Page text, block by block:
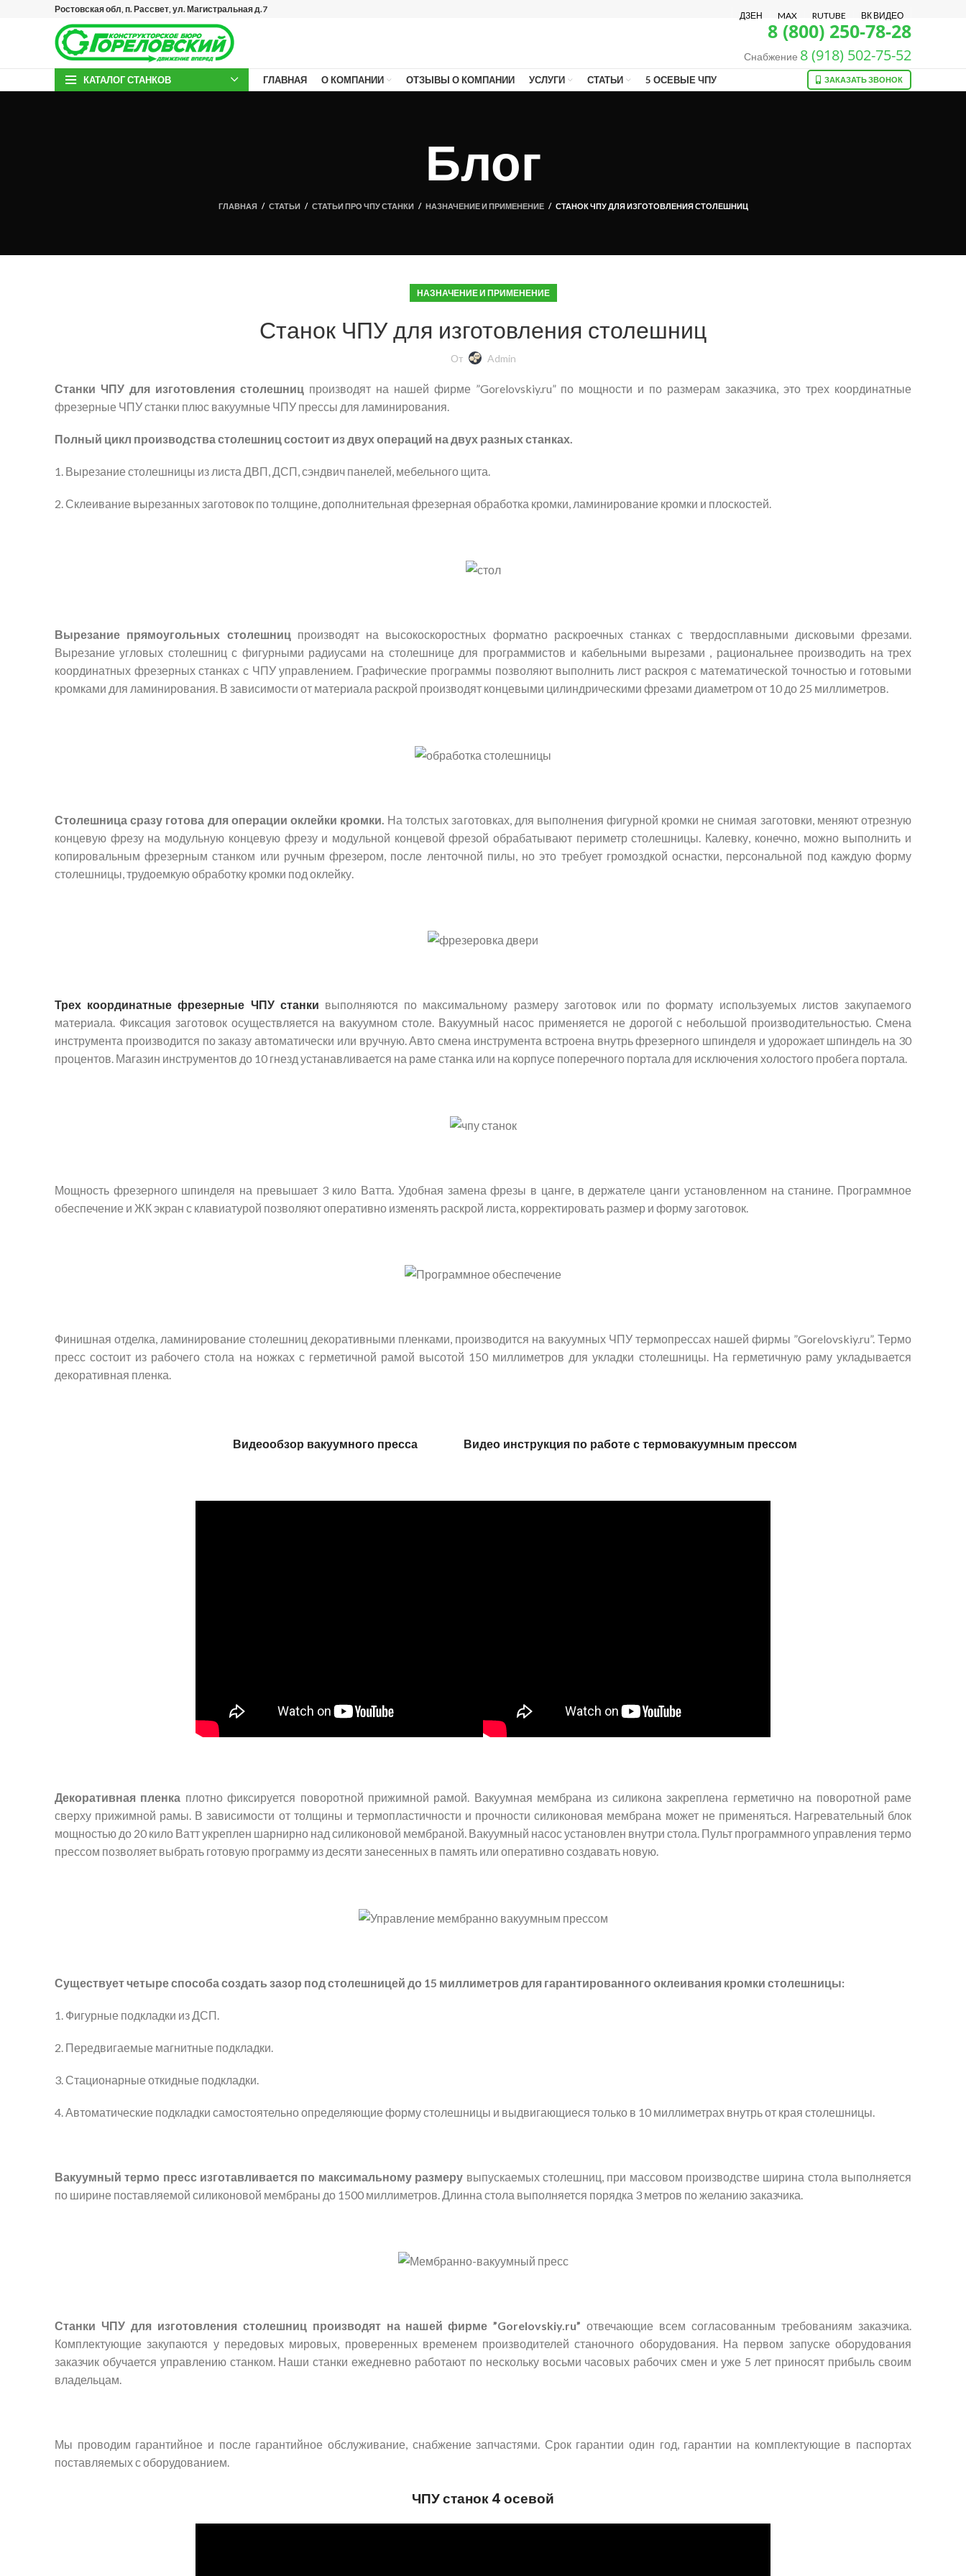
Ростовская обл, п. Рассвет, ул. Магистральная д.7
ДЗЕН MAX RUTUBE ВК ВИДЕО
8 (800) 250-78-28
Снабжение 8 (918) 502-75-52
КАТАЛОГ СТАНКОВ ГЛАВНАЯ О КОМПАНИИ ОТЗЫВЫ О КОМПАНИИ УСЛУГИ СТАТЬИ 5 ОСЕВЫЕ ЧПУ ЗАКАЗАТЬ ЗВОНОК
Блог
ГЛАВНАЯ/ СТАТЬИ/ СТАТЬИ ПРО ЧПУ СТАНКИ/ НАЗНАЧЕНИЕ И ПРИМЕНЕНИЕ/ СТАНОК ЧПУ ДЛЯ ИЗГОТОВЛЕНИЯ СТОЛЕШНИЦ
НАЗНАЧЕНИЕ И ПРИМЕНЕНИЕ
Станок ЧПУ для изготовления столешниц
От Admin
Станки ЧПУ для изготовления столешницпроизводят на нашей фирме ”Gorelovskiy.ru” по мощности и по размерам заказчика, это трех координатные
фрезерные ЧПУ станки плюс вакуумные ЧПУ прессы для ламинирования.
Полный цикл производства столешниц состоит из двух операций на двух разных станках.
1. Вырезание столешницы из листа ДВП, ДСП, сэндвич панелей, мебельного щита.
2. Склеивание вырезанных заготовок по толщине, дополнительная фрезерная обработка кромки, ламинирование кромки и плоскостей.
Вырезание прямоугольных столешницпроизводят на высокоскоростных форматно раскроечных станках с твердосплавными дисковыми фрезами.
Вырезание угловых столешниц с фигурными радиусами на столешнице для программистов и кабельными вырезами , рациональнее производить на трех
координатных фрезерных станках с ЧПУ управлением. Графические программы позволяют выполнить лист раскроя с математической точностью и готовыми
кромками для ламинирования. В зависимости от материала раскрой производят концевыми цилиндрическими фрезами диаметром от 10 до 25 миллиметров.
Столешница сразу готова для операции оклейки кромки. На толстых заготовках, для выполнения фигурной кромки не снимая заготовки, меняют отрезную
концевую фрезу на модульную концевую фрезу и модульной концевой фрезой обрабатывают периметр столешницы. Калевку, конечно, можно выполнить и
копировальным фрезерным станком или ручным фрезером, после ленточной пилы, но это требует громоздкой оснастки, персональной под каждую форму
столешницы, трудоемкую обработку кромки под оклейку.
Трех координатные фрезерные ЧПУ станки выполняются по максимальному размеру заготовок или по формату используемых листов закупаемого
материала. Фиксация заготовок осуществляется на вакуумном столе. Вакуумный насос применяется не дорогой с небольшой производительностью. Смена
инструмента производится по заказу автоматически или вручную. Авто смена инструмента встроена внутрь фрезерного шпинделя и удорожает шпиндель на 30
процентов. Магазин инструментов до 10 гнезд устанавливается на раме станка или на корпусе поперечного портала для исключения холостого пробега портала.
Мощность фрезерного шпинделя на превышает 3 кило Ватта. Удобная замена фрезы в цанге, в держателе цанги установленном на станине. Программное
обеспечение и ЖК экран с клавиатурой позволяют оперативно изменять раскрой листа, корректировать размер и форму заготовок.
Финишная отделка, ламинирование столешниц декоративными пленками, производится на вакуумных ЧПУ термопрессах нашей фирмы ”Gorelovskiy.ru”. Термо
пресс состоит из рабочего стола на ножках с герметичной рамой высотой 150 миллиметров для укладки столешницы. На герметичную раму укладывается
декоративная пленка.
Видеообзор вакуумного пресса Видео инструкция по работе с термовакуумным прессом
Декоративная пленка плотно фиксируется поворотной прижимной рамой. Вакуумная мембрана из силикона закреплена герметично на поворотной раме
сверху прижимной рамы. В зависимости от толщины и термопластичности и прочности силиконовая мембрана может не применяться. Нагревательный блок
мощностью до 20 кило Ватт укреплен шарнирно над силиконовой мембраной. Вакуумный насос установлен внутри стола. Пульт программного управления термо
прессом позволяет выбрать готовую программу из десяти занесенных в память или оперативно создавать новую.
Существует четыре способа создать зазор под столешницей до 15 миллиметров для гарантированного оклеивания кромки столешницы:
1. Фигурные подкладки из ДСП.
2. Передвигаемые магнитные подкладки.
3. Стационарные откидные подкладки.
4. Автоматические подкладки самостоятельно определяющие форму столешницы и выдвигающиеся только в 10 миллиметрах внутрь от края столешницы.
Вакуумный термо пресс изготавливается по максимальному размеру выпускаемых столешниц, при массовом производстве ширина стола выполняется
по ширине поставляемой силиконовой мембраны до 1500 миллиметров. Длинна стола выполняется порядка 3 метров по желанию заказчика.
Станки ЧПУ для изготовления столешниц производят на нашей фирме ”Gorelovskiy.ru” отвечающие всем согласованным требованиям заказчика.
Комплектующие закупаются у передовых мировых, проверенных временем производителей станочного оборудования. На первом запуске оборудования
заказчик обучается управлению станком. Наши станки ежедневно работают по нескольку восьми часовых рабочих смен и уже 5 лет приносят прибыль своим
владельцам.
Мы проводим гарантийное и после гарантийное обслуживание, снабжение запчастями. Срок гарантии один год, гарантии на комплектующие в паспортах
поставляемых с оборудованием.
ЧПУ станок 4 осевой